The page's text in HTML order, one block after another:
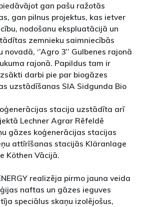
gan pašu ražotās
gan pilnus projektus, kas ietver
nodošanu ekspluatācijā un
zemnieku saimniecībās
‘’Agro 3’’ Gulbenes rajonā
rajonā. Papildus tam ir
darbi pie par biogāzes
uzstādīšanas SIA Sidgunda Bio
stacija uzstādīta arī
Lechner Agrar Rēfeldē
gāzes koģenerācijas stacijas
attīrīšanas stacijās Kläranlage
Köthen Vācijā.
realizēja pirmo jauna veida
naftas un gāzes ieguves
speciālus skaņu izolējošus,